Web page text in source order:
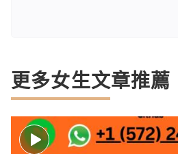
更多女生文章推薦